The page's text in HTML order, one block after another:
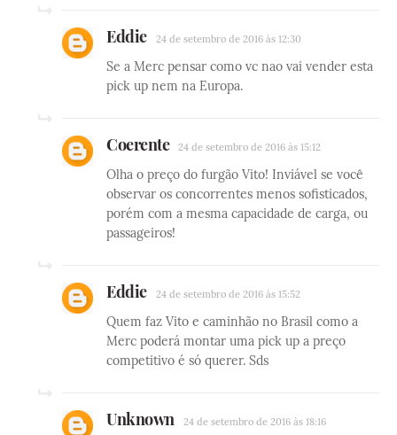
Eddie 24 de setembro de 2016 às 12:30
Se a Merc pensar como vc nao vai vender esta
pick up nem na Europa.
Coerente 24 de setembro de 2016 às 15:12
Olha o preço do furgão Vito! Inviável se você
observar os concorrentes menos sofisticados,
porém com a mesma capacidade de carga, ou
passageiros!
Eddie 24 de setembro de 2016 às 15:52
Quem faz Vito e caminhão no Brasil como a
Merc poderá montar uma pick up a preço
competitivo é só querer. Sds
Unknown 24 de setembro de 2016 às 18:16